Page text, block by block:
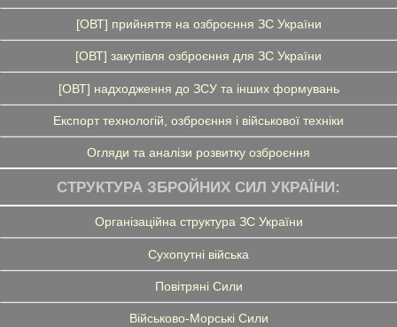
[ОВТ] прийняття на озброєння ЗС України
[ОВТ] закупівля озброєння для ЗС України
[ОВТ] надходження до ЗСУ та інших формувань
Експорт технологій, озброєння і військової техніки
Огляди та аналізи розвитку озброєння
СТРУКТУРА ЗБРОЙНИХ СИЛ УКРАЇНИ:
Організаційна структура ЗС України
Сухопутні війська
Повітряні Сили
Військово-Морські Сили